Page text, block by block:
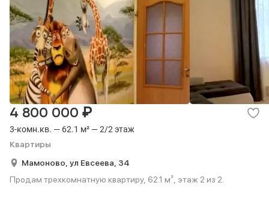
3-комн.кв. — 62.1 м² — 2/2 этаж
Квартиры
4 800 000 ₽
Мамоново, ул Евсеева, 34
Продам трехкомнатную квартиру, 62.1 м², этаж 2 из 2.